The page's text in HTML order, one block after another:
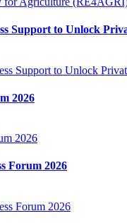
Support to Unlock
2026
Forum 2026